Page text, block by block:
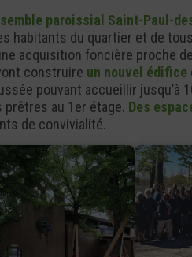
paroissial Saint-Paul-
habitants du quartier et de
acquisition foncière proche
construire un nouvel édifice
pouvant accueillir jusqu’à
au 1er étage. Des
de convivialité.